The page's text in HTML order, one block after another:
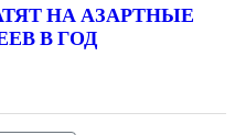
НА АЗАРТНЫЕ
В ГОД